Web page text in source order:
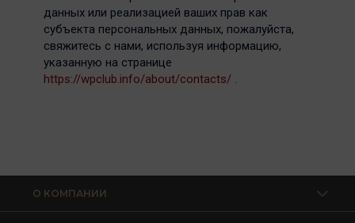
данных или реализацией ваших прав как
субъекта персональных данных, пожалуйста,
свяжитесь с нами, используя информацию,
указанную на странице
https://wpclub.info/about/contacts/ .
О КОМПАНИИ